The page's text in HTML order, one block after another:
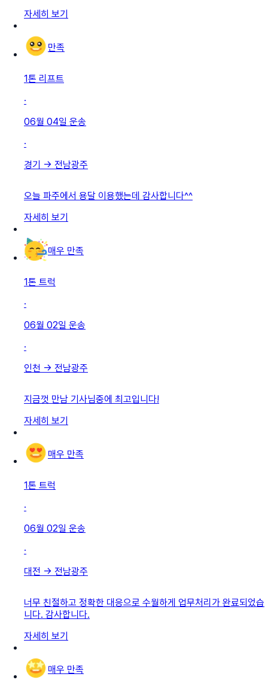
자세히 보기
만족
1톤 리프트
·
06월 04일 운송
·
경기 → 전남광주
오늘 파주에서 용달 이용했는데 감사합니다^^
자세히 보기
매우 만족
1톤 트럭
·
06월 02일 운송
·
인천 → 전남광주
지금껏 만남 기사님중에 최고입니다!
자세히 보기
매우 만족
1톤 트럭
·
06월 02일 운송
·
대전 → 전남광주
너무 친절하고 정확한 대응으로 수월하게 업무처리가 완료되었습
니다. 감사합니다.
자세히 보기
매우 만족